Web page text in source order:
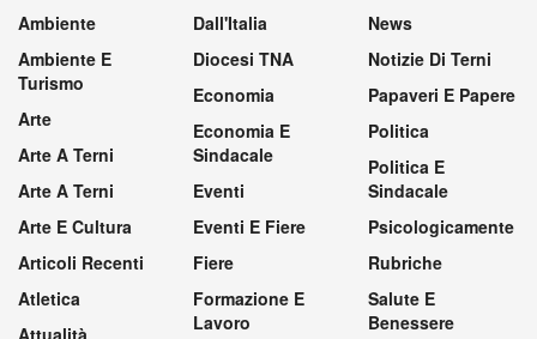
Ambiente
Ambiente E
Turismo
Arte
Arte A Terni
Arte A Terni
Arte E Cultura
Articoli Recenti
Atletica
Attualità
Dall'Italia
Diocesi TNA
Economia
Economia E
Sindacale
Eventi
Eventi E Fiere
Fiere
Formazione E
Lavoro
News
Notizie Di Terni
Papaveri E Papere
Politica
Politica E
Sindacale
Psicologicamente
Rubriche
Salute E
Benessere